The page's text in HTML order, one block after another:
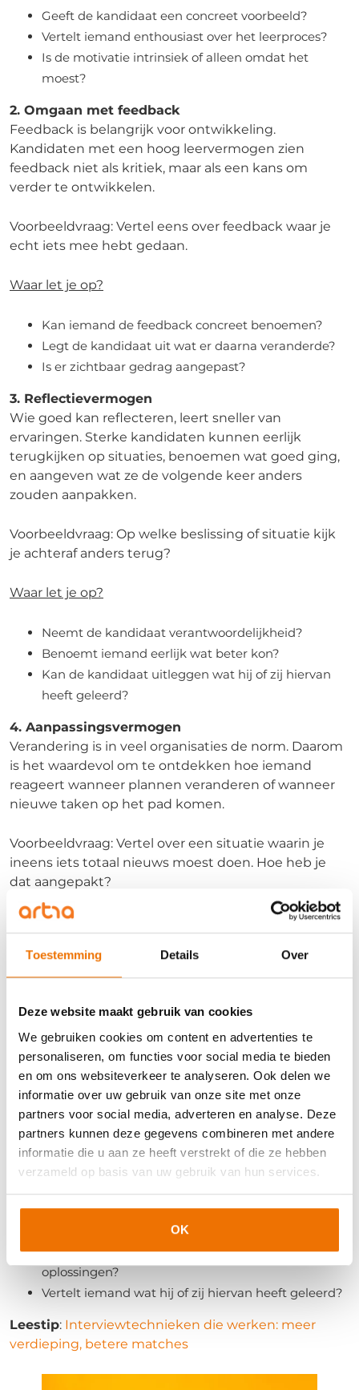
Toestemming Details Over
Deze website maakt gebruik van cookies
We gebruiken cookies om content en advertenties te
personaliseren, om functies voor social media te bieden
en om ons websiteverkeer te analyseren. Ook delen we
informatie over uw gebruik van onze site met onze
partners voor social media, adverteren en analyse. Deze
partners kunnen deze gegevens combineren met andere
informatie die u aan ze heeft verstrekt of die ze hebben
verzameld op basis van uw gebruik van hun services.
OK
Geeft de kandidaat een concreet voorbeeld?
Vertelt iemand enthousiast over het leerproces?
Is de motivatie intrinsiek of alleen omdat het
moest?
2. Omgaan met feedback
Feedback is belangrijk voor ontwikkeling.
Kandidaten met een hoog leervermogen zien
feedback niet als kritiek, maar als een kans om
verder te ontwikkelen.
Voorbeeldvraag: Vertel eens over feedback waar je
echt iets mee hebt gedaan.
Waar let je op?
Kan iemand de feedback concreet benoemen?
Legt de kandidaat uit wat er daarna veranderde?
Is er zichtbaar gedrag aangepast?
3. Reflectievermogen
Wie goed kan reflecteren, leert sneller van
ervaringen. Sterke kandidaten kunnen eerlijk
terugkijken op situaties, benoemen wat goed ging,
en aangeven wat ze de volgende keer anders
zouden aanpakken.
Voorbeeldvraag: Op welke beslissing of situatie kijk
je achteraf anders terug?
Waar let je op?
Neemt de kandidaat verantwoordelijkheid?
Benoemt iemand eerlijk wat beter kon?
Kan de kandidaat uitleggen wat hij of zij hiervan
heeft geleerd?
4. Aanpassingsvermogen
Verandering is in veel organisaties de norm. Daarom
is het waardevol om te ontdekken hoe iemand
reageert wanneer plannen veranderen of wanneer
nieuwe taken op het pad komen.
Voorbeeldvraag: Vertel over een situatie waarin je
ineens iets totaal nieuws moest doen. Hoe heb je
dat aangepakt?
Waar let je op?
Blijft iemand rustig tijdens verandering?
Zoekt de kandidaat actief naar oplossingen?
5. Doorzettingsvermogen
Leren gaat zelden zonder fouten of tegenslagen.
Juist de manier waarop iemand daarmee omgaat,
zegt veel over het leervermogen.
Voorbeeldvraag: Wanneer lukte iets eerst helemaal
niet? Hoe heb je dat uiteindelijk opgelost?
Waar let je op?
Geeft iemand niet te snel op?
Zoekt de kandidaat actief hulp of nieuwe
oplossingen?
Vertelt iemand wat hij of zij hiervan heeft geleerd?
Leestip: Interviewtechnieken die werken: meer
verdieping, betere matches